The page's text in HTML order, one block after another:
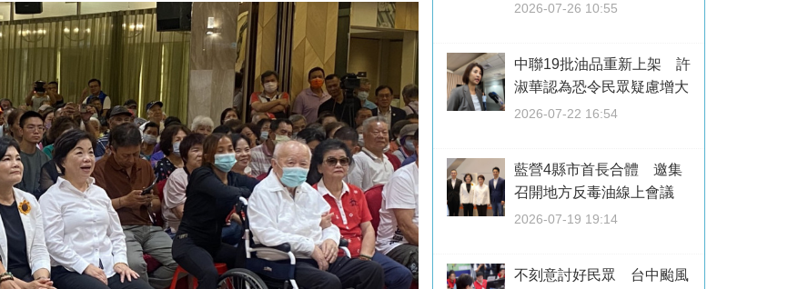
2026-07-26 10:55
中聯19批油品重新上架 許
淑華認為恐令民眾疑慮增大
2026-07-22 16:54
藍營4縣市首長合體 邀集
召開地方反毒油線上會議
2026-07-19 19:14
不刻意討好民眾 台中颱風